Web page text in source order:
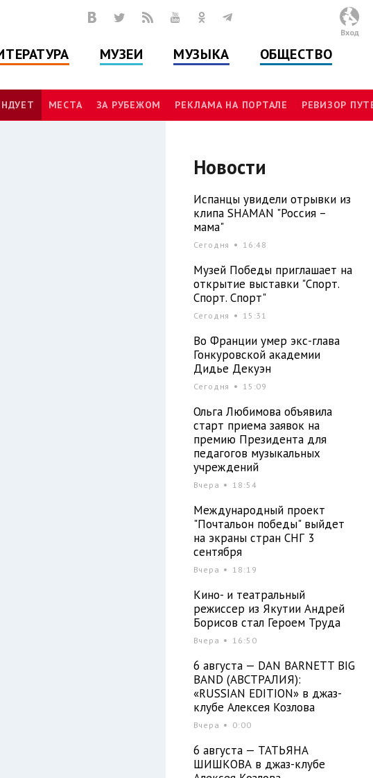
МУЗЕИ МУЗЫКА ОБЩЕСТВО
Вход
МЕСТА ЗА РУБЕЖОМ РЕКЛАМА НА ПОРТАЛЕ РЕВИЗОР
Новости
Испанцы увидели отрывки из
клипа SHAMAN "Россия –
мама"
Сегодня 16:48
Музей Победы приглашает на
открытие выставки "Спорт.
Спорт. Спорт"
Сегодня 15:31
Во Франции умер экс-глава
Гонкуровской академии
Дидье Декуэн
Сегодня 15:09
Ольга Любимова объявила
старт приема заявок на
премию Президента для
педагогов музыкальных
учреждений
Вчера 18:54
Международный проект
"Почтальон победы" выйдет
на экраны стран СНГ 3
сентября
Вчера 18:19
Кино- и театральный
режиссер из Якутии Андрей
Борисов стал Героем Труда
Вчера 16:50
6 августа — DAN BARNETT BIG
BAND (АВСТРАЛИЯ):
«RUSSIAN EDITION» в джаз-
клубе Алексея Козлова
Вчера 0:00
6 августа — ТАТЬЯНА
ШИШКОВА в джаз-клубе